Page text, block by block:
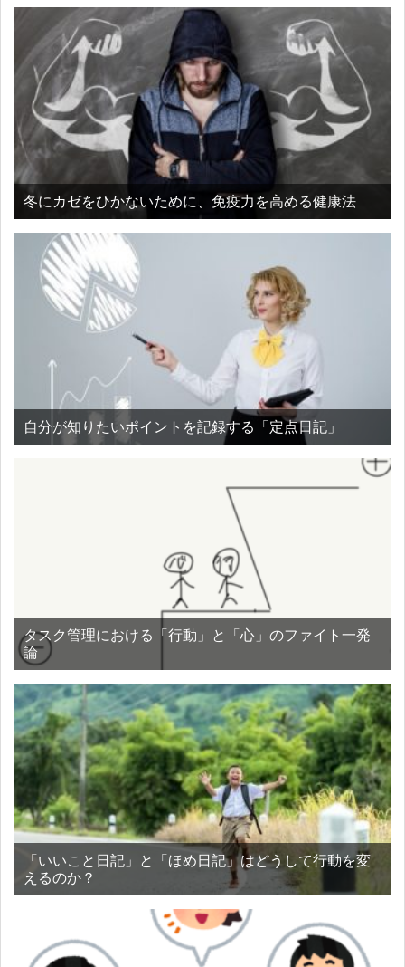
冬にカゼをひかないために、免疫力を高める健康法
自分が知りたいポイントを記録する「定点日記」
タスク管理における「行動」と「心」のファイト一発
論
「いいこと日記」と「ほめ日記」はどうして行動を変
えるのか？